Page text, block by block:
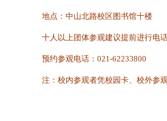
地点：中山北路校区图书馆十楼
十人以上团体参观建议提前进行电
预约参观电话：021-62233800
注：校内参观者凭校园卡、校外参